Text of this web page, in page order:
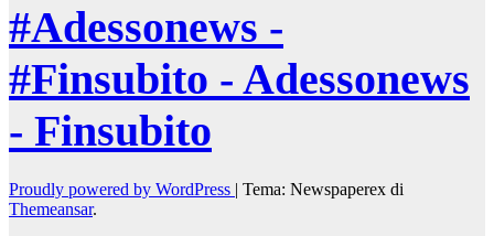
#Adessonews -
#Finsubito - Adessonews
- Finsubito
Proudly powered by WordPress | Tema: Newspaperex di
Themeansar.